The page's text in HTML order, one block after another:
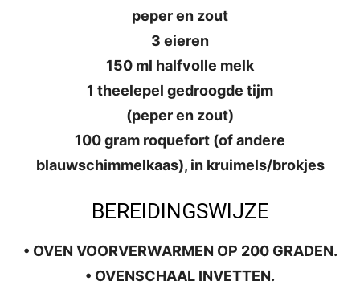
peper en zout
3 eieren
150 ml halfvolle melk
1 theelepel gedroogde tijm
(peper en zout)
100 gram roquefort (of andere
blauwschimmelkaas), in kruimels/brokjes
BEREIDINGSWIJZE
• OVEN VOORVERWARMEN OP 200 GRADEN.
• OVENSCHAAL INVETTEN.